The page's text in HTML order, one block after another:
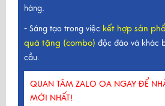
hàng.
- Sáng tạo trong việc kết hợp sản
quà tặng (combo) độc đáo và khác
cầu.
QUAN TÂM ZALO OA NGAY ĐỂ
MỚI NHẤT!